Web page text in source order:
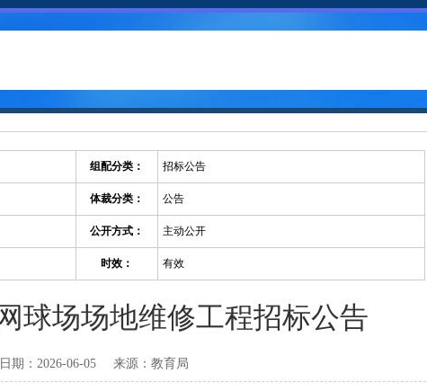
组配分类： 招标公告
体裁分类： 公告
公开方式： 主动公开
时效： 有效
球场场地维修工程招标公告
期：2026-06-05 来源： 教育局